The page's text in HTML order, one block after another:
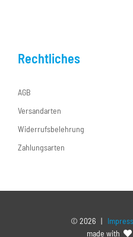
Rechtliches
AGB
Versandarten
Widerrufsbelehrung
Zahlungsarten
© 2026 |
made with